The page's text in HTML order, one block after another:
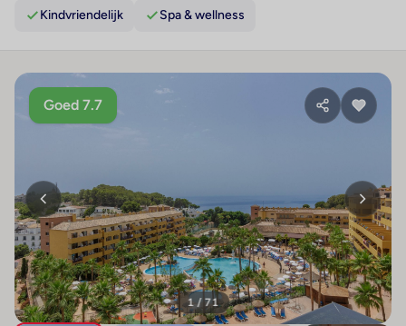
Kindvriendelijk Spa & wellness
Goed 7.7
1 / 71